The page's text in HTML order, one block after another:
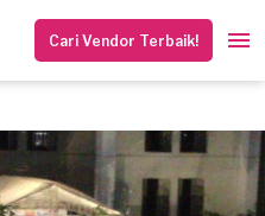
Cari Vendor Terbaik!